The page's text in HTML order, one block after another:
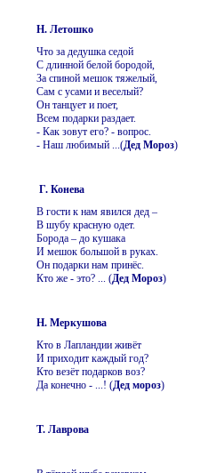
Н. Летошко
Что за дедушка седой
С длинной белой бородой,
За спиной мешок тяжелый,
Сам с усами и веселый?
Он танцует и поет,
Всем подарки раздает.
- Как зовут его? - вопрос.
- Наш любимый ...(Дед Мороз)
Г. Конева
В гости к нам явился дед –
В шубу красную одет.
Борода – до кушака
И мешок большой в руках.
Он подарки нам принёс.
Кто же - это? ... (Дед Мороз)
Н. Меркушова
Кто в Лапландии живёт
И приходит каждый год?
Кто везёт подарков воз?
Да конечно - ...! (Дед мороз)
Т. Лаврова